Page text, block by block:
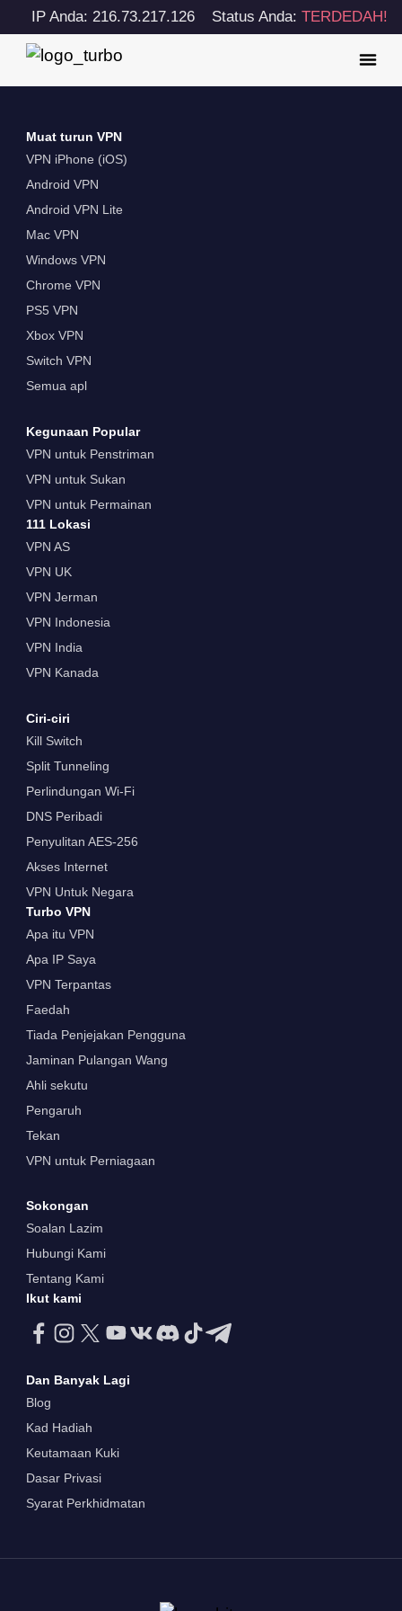
IP Anda: 216.73.217.126 Status Anda:TERDEDAH!
Muat turun VPN
VPN iPhone (iOS)
Android VPN
Android VPN Lite
Mac VPN
Windows VPN
Chrome VPN
PS5 VPN
Xbox VPN
Switch VPN
Semua apl
Kegunaan Popular
VPN untuk Penstriman
VPN untuk Sukan
VPN untuk Permainan
111 Lokasi
VPN AS
VPN UK
VPN Jerman
VPN Indonesia
VPN India
VPN Kanada
Ciri-ciri
Kill Switch
Split Tunneling
Perlindungan Wi-Fi
DNS Peribadi
Penyulitan AES-256
Akses Internet
VPN Untuk Negara
Turbo VPN
Apa itu VPN
Apa IP Saya
VPN Terpantas
Faedah
Tiada Penjejakan Pengguna
Jaminan Pulangan Wang
Ahli sekutu
Pengaruh
Tekan
VPN untuk Perniagaan
Sokongan
Soalan Lazim
Hubungi Kami
Tentang Kami
Ikut kami
Dan Banyak Lagi
Blog
Kad Hadiah
Keutamaan Kuki
Dasar Privasi
Syarat Perkhidmatan